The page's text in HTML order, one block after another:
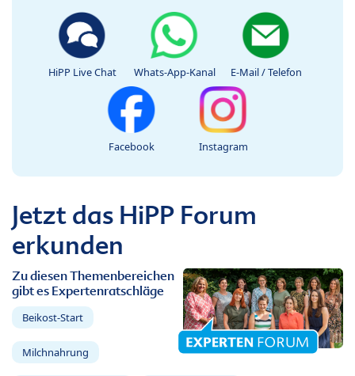
HiPP Live Chat Whats-App-Kanal E-Mail / Telefon
Facebook Instagram
Jetzt das HiPP Forum
erkunden
Zu diesen Themenbereichen
gibt es Expertenratschläge
Beikost-Start
Milchnahrung